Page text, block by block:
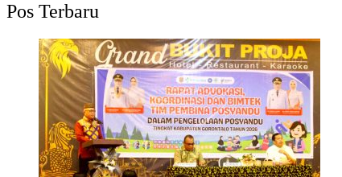
Pos Terbaru